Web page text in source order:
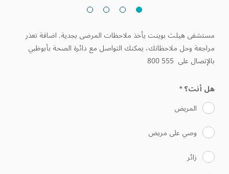
مستشفى هيلث بوينت يأخذ ملاحظات المرضى بجدية. اضافة تعذر
مراجعة وحل ملاحظاتك، يمكنك التواصل مع دائرة الصحة بأبوظبي
بالإتصال على 555 800
هل أنت؟*
المريض
وصي على مريض
زائر